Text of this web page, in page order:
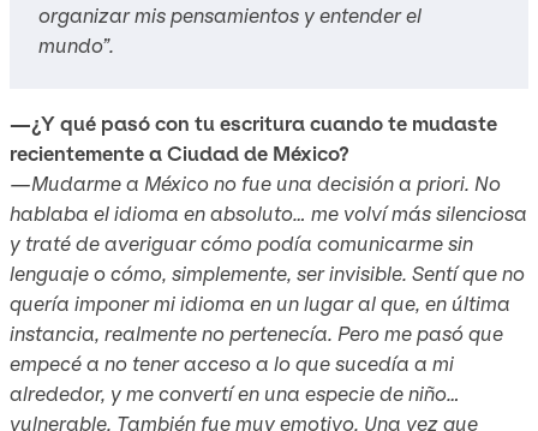
organizar mis pensamientos y entender el
mundo”.
—¿Y qué pasó con tu escritura cuando te mudaste
recientemente a Ciudad de México?
—Mudarme a México no fue una decisióna priori. No
hablaba el idioma en absoluto… me volví más silenciosa
y traté de averiguar cómo podía comunicarme sin
lenguaje o cómo, simplemente, ser invisible. Sentí que no
quería imponer mi idioma en un lugar al que, en última
instancia, realmente no pertenecía. Pero me pasó que
empecé a no tener acceso a lo que sucedía a mi
alrededor, y me convertí en una especie de niño…
vulnerable. También fue muy emotivo. Una vez que